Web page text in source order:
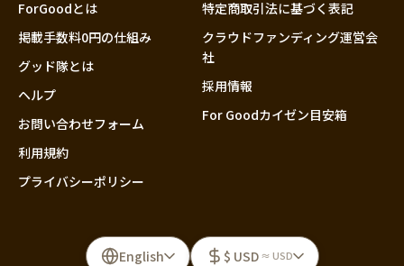
ForGoodとは
掲載手数料0円の仕組み
グッド隊とは
ヘルプ
お問い合わせフォーム
利用規約
プライバシーポリシー
特定商取引法に基づく表記
クラウドファンディング運営会
社
採用情報
For Goodカイゼン目安箱
English $ USD ≈ USD